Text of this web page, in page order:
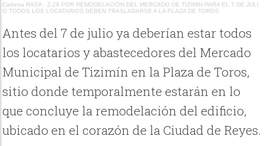
Cadena RASA · Z-28 POR REMODELACIÓN DEL MERCADO DE TIZIMÍN PARA EL 7 DE JULI
O TODOS LOS LOCATARIOS DEBEN TRASLADARSE A LA PLAZA DE TOROS
Antes del 7 de julio ya deberían estar todos
los locatarios y abastecedores del Mercado
Municipal de Tizimín en la Plaza de Toros,
sitio donde temporalmente estarán en lo
que concluye la remodelación del edificio,
ubicado en el corazón de la Ciudad de Reyes.